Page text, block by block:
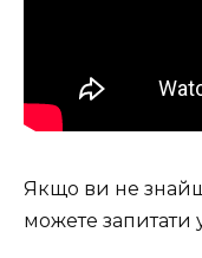
Якщо ви не
можете запитати